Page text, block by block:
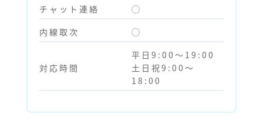
チャット連絡
◯
内線取次
◯
対応時間
平日9:00～19:00
土日祝9:00～
18:00